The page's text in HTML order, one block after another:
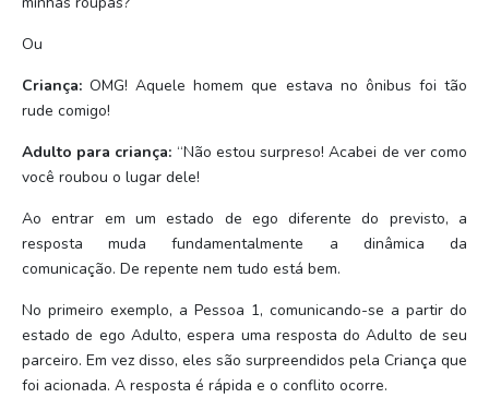
Ou
Criança: OMG! Aquele homem que estava no ônibus foi tão
rude comigo!
Adulto para criança: “Não estou surpreso! Acabei de ver como
você roubou o lugar dele!
Ao entrar em um estado de ego diferente do previsto, a
resposta muda fundamentalmente a dinâmica da
comunicação. De repente nem tudo está bem.
No primeiro exemplo, a Pessoa 1, comunicando-se a partir do
estado de ego Adulto, espera uma resposta do Adulto de seu
parceiro. Em vez disso, eles são surpreendidos pela Criança que
foi acionada. A resposta é rápida e o conflito ocorre.